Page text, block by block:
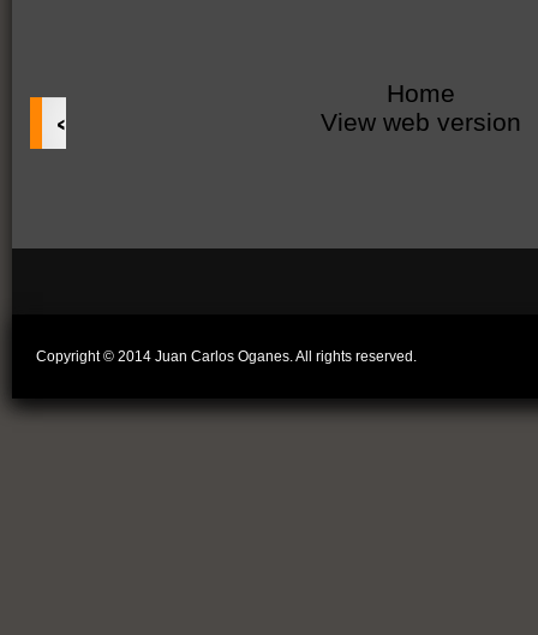
‹
Home
View web version
Copyright © 2014 Juan Carlos Oganes. All rights reserved.